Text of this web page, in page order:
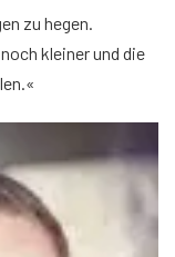
zu hegen.
kleiner und die